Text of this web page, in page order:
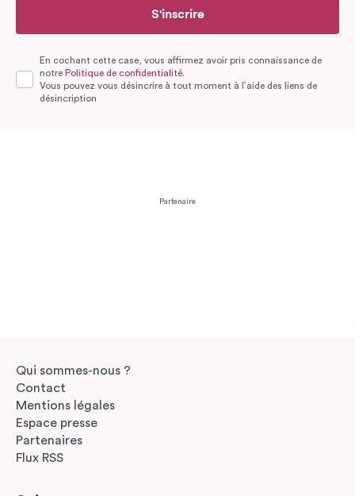
S'inscrire
En cochant cette case, vous affirmez avoir pris connaissance de
notre Politique de confidentialité.
Vous pouvez vous désincrire à tout moment à l’aide des liens de
désincription
Partenaire
Qui sommes-nous ?
Contact
Mentions légales
Espace presse
Partenaires
Flux RSS